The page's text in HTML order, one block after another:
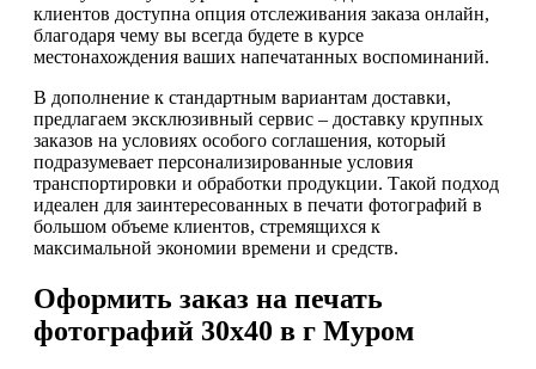
клиентов доступна опция отслеживания заказа онлайн,
благодаря чему вы всегда будете в курсе
местонахождения ваших напечатанных воспоминаний.
В дополнение к стандартным вариантам доставки,
предлагаем эксклюзивный сервис – доставку крупных
заказов на условиях особого соглашения, который
подразумевает персонализированные условия
транспортировки и обработки продукции. Такой подход
идеален для заинтересованных в печати фотографий в
большом объеме клиентов, стремящихся к
максимальной экономии времени и средств.
Оформить заказ на печать
фотографий 30х40 в г Муром